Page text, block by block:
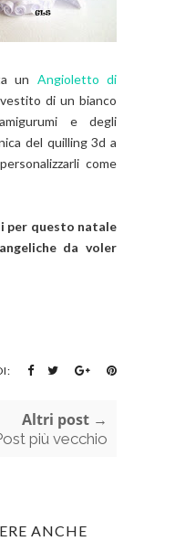
un Angioletto di
di un bianco
e degli
del quilling 3d a
come
per questo natale
da voler
Altri post →
più vecchio
ANCHE